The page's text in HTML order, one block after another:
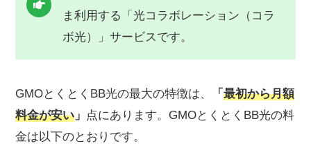
ま利用する「光コラボレーション（コラ
ボ光）」サービスです。
GMOとくとくBB光の最大の特徴は、 「 最初から月額
料金が安い 」 点にあります。GMOとくとくBB光の料
金は以下のとおりです。